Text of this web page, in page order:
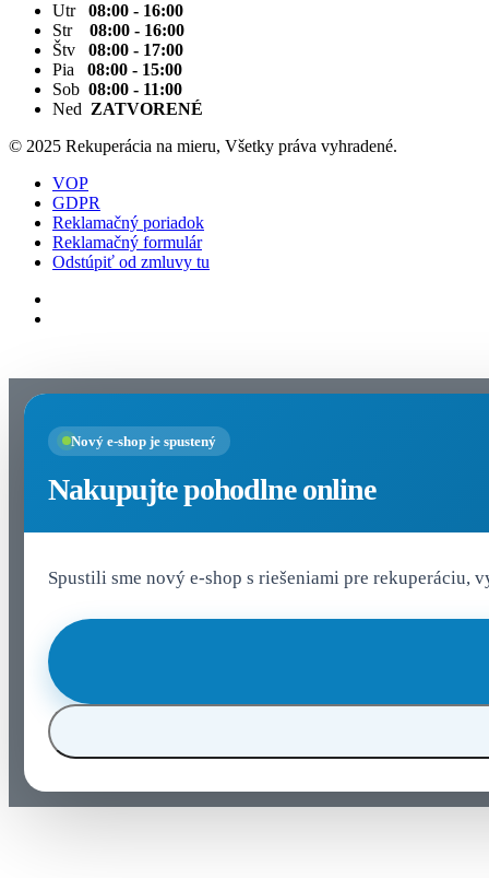
Utr 08:00 - 16:00
Str 08:00 - 16:00
Štv 08:00 - 17:00
Pia 08:00 - 15:00
Sob 08:00 - 11:00
Ned ZATVORENÉ
© 2025 Rekuperácia na mieru, Všetky práva vyhradené.
VOP
GDPR
Reklamačný poriadok
Reklamačný formulár
Odstúpiť od zmluvy tu
Nový e-shop je spustený
Nakupujte pohodlne online
Spustili sme nový e-shop s riešeniami pre rekuperáciu,